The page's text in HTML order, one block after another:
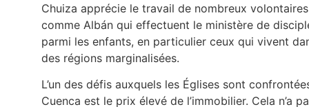
Chuiza apprécie le travail de nombreux volontaires
comme Albán qui effectuent le ministère de
parmi les enfants, en particulier ceux qui vivent
des régions marginalisées.
L’un des défis auxquels les Églises sont
Cuenca est le prix élevé de l’immobilier. Cela n’a